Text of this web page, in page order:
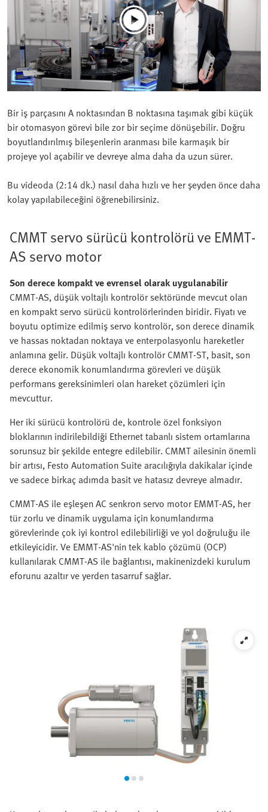
Bir iş parçasını A noktasından B noktasına taşımak gibi küçük
bir otomasyon görevi bile zor bir seçime dönüşebilir. Doğru
boyutlandırılmış bileşenlerin aranması bile karmaşık bir
projeye yol açabilir ve devreye alma daha da uzun sürer.
Bu videoda (2:14 dk.) nasıl daha hızlı ve her şeyden önce daha
kolay yapılabileceğini öğrenebilirsiniz.
CMMT servo sürücü kontrolörü ve EMMT-
AS servo motor
Son derece kompakt ve evrensel olarak uygulanabilir
CMMT-AS, düşük voltajlı kontrolör sektöründe mevcut olan
en kompakt servo sürücü kontrolörlerinden biridir. Fiyatı ve
boyutu optimize edilmiş servo kontrolör, son derece dinamik
ve hassas noktadan noktaya ve enterpolasyonlu hareketler
anlamına gelir. Düşük voltajlı kontrolör CMMT-ST, basit, son
derece ekonomik konumlandırma görevleri ve düşük
performans gereksinimleri olan hareket çözümleri için
mevcuttur.
Her iki sürücü kontrolörü de, kontrole özel fonksiyon
bloklarının indirilebildiği Ethernet tabanlı sistem ortamlarına
sorunsuz bir şekilde entegre edilebilir. CMMT ailesinin önemli
bir artısı, Festo Automation Suite aracılığıyla dakikalar içinde
ve sadece birkaç adımda basit ve hatasız devreye almadır.
CMMT-AS ile eşleşen AC senkron servo motor EMMT-AS, her
tür zorlu ve dinamik uygulama için konumlandırma
görevlerinde çok iyi kontrol edilebilirliği ve yol doğruluğu ile
etkileyicidir. Ve EMMT-AS'nin tek kablo çözümü (OCP)
kullanılarak CMMT-AS ile bağlantısı, makinenizdeki kurulum
eforunu azaltır ve yerden tasarruf sağlar.